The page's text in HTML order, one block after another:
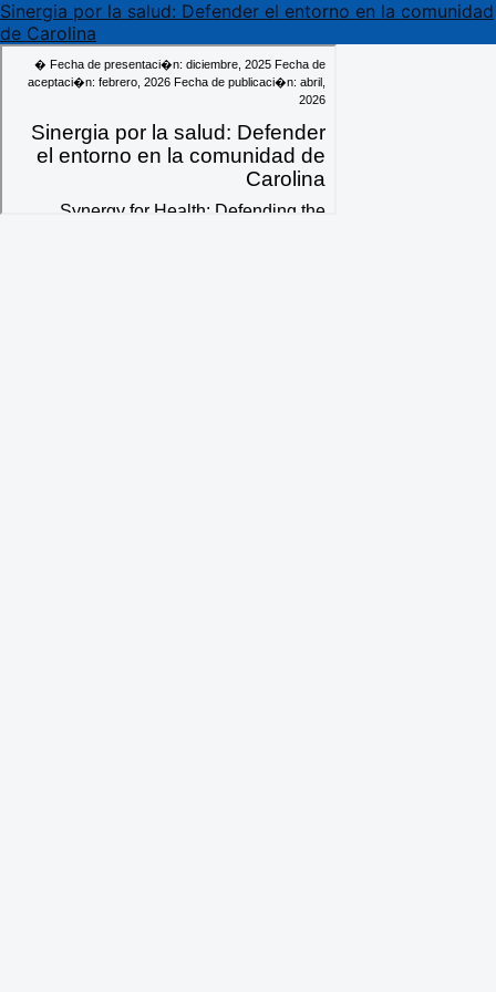
Volver a los detalles del artículo
Sinergia por la salud: Defender el entorno en la comunidad
de Carolina